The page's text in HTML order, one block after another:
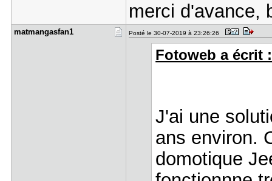
merci d'avance,
matmangasf​an1 Posté le 30-07-2019 à 23:26:26
Fotoweb a écrit :
J'ai une
ans environ.
domotique